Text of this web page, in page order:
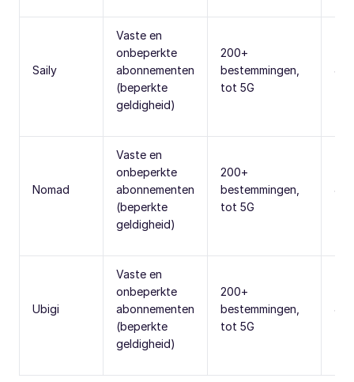
Saily
Vaste en
onbeperkte
abonnementen
(beperkte
geldigheid)
200+
bestemmingen,
tot 5G
Ja
Nomad
Vaste en
onbeperkte
abonnementen
(beperkte
geldigheid)
200+
bestemmingen,
tot 5G
Ja
Ubigi
Vaste en
onbeperkte
abonnementen
(beperkte
geldigheid)
200+
bestemmingen,
tot 5G
Ja